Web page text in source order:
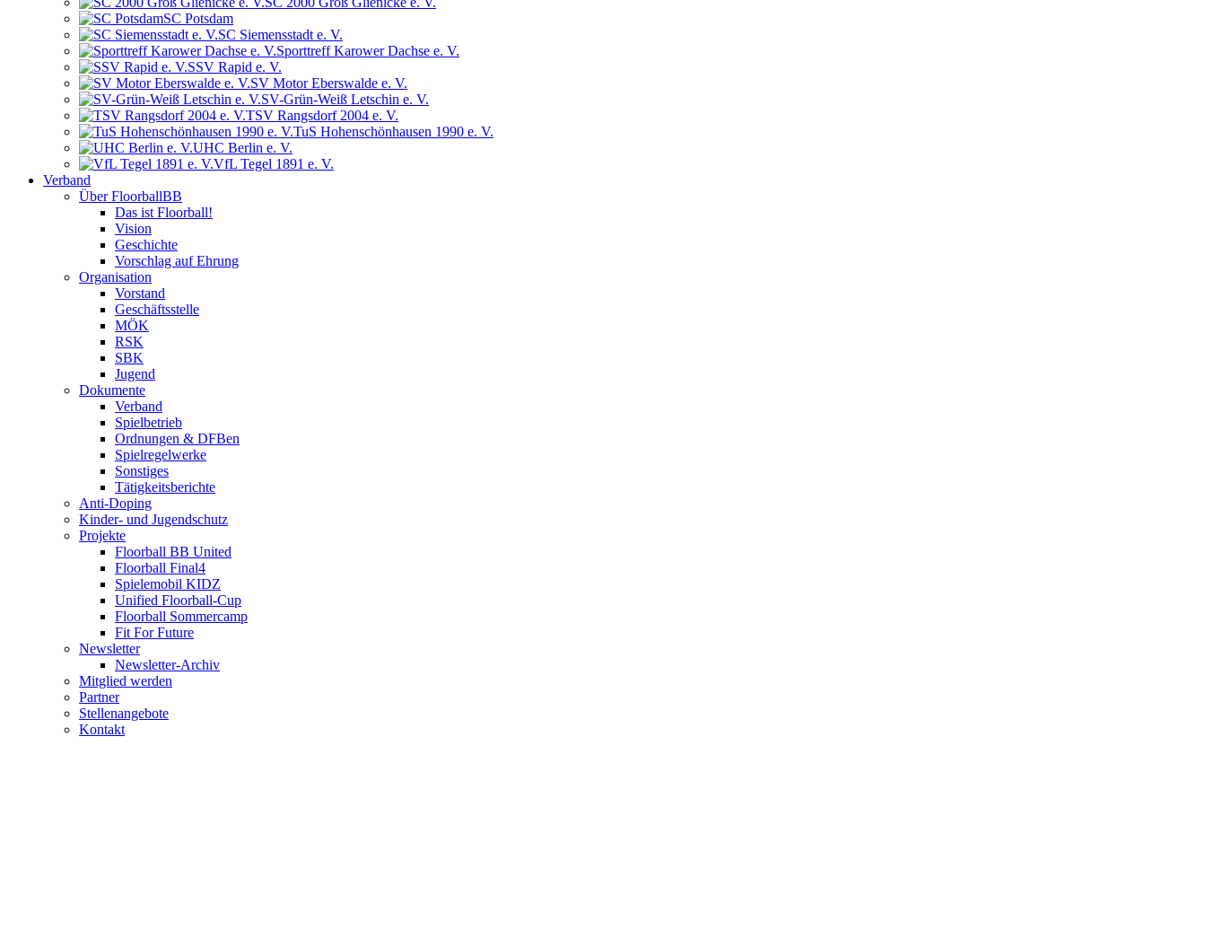
SC Potsdam
SC Siemensstadt e. V.
Sporttreff Karower Dachse e. V.
SSV Rapid e. V.
SV Motor Eberswalde e. V.
SV-Grün-Weiß Letschin e. V.
TSV Rangsdorf 2004 e. V.
TuS Hohenschönhausen 1990 e. V.
UHC Berlin e. V.
VfL Tegel 1891 e. V.
Verband
Über FloorballBB
Das ist Floorball!
Vision
Geschichte
Vorschlag auf Ehrung
Organisation
Vorstand
Geschäftsstelle
MÖK
RSK
SBK
Jugend
Dokumente
Verband
Spielbetrieb
Ordnungen & DFBen
Spielregelwerke
Sonstiges
Tätigkeitsberichte
Anti-Doping
Kinder- und Jugendschutz
Projekte
Floorball BB United
Floorball Final4
Spielemobil KIDZ
Unified Floorball-Cup
Floorball Sommercamp
Fit For Future
Newsletter
Newsletter-Archiv
Mitglied werden
Partner
Stellenangebote
Kontakt